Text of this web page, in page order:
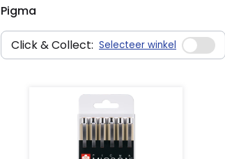
Pigma
Click & Collect: Selecteer winkel